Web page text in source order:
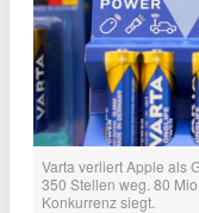
Varta verliert Apple als
350 Stellen weg. 80
Konkurrenz siegt.